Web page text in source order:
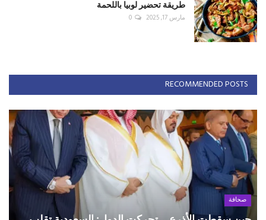
طريقة تحضير لوبيا باللحمة
مارس 17, 2025 0
RECOMMENDED POSTS
صحافة